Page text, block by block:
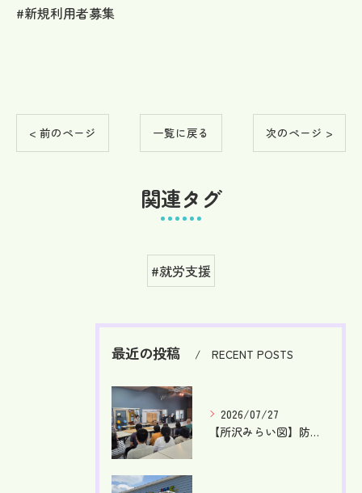
#新規利用者募集
< 前のページ 一覧に戻る 次のページ >
関連タグ
#就労支援
最近の投稿 RECENT POSTS
2026/07/27
【所沢みらい図】防災訓練を行ないました！【就労支援】【東所沢...